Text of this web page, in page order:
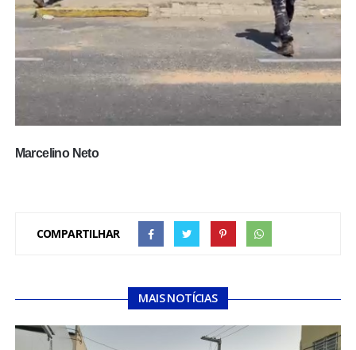
Marcelino Neto
COMPARTILHAR
MAIS NOTÍCIAS